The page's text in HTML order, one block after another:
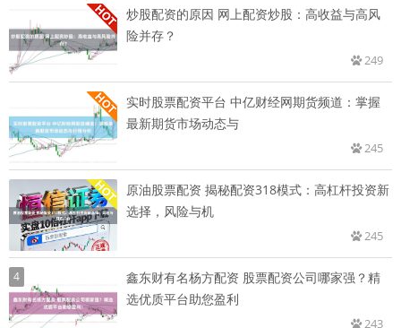
炒股配资的原因 网上配资炒股：高收益与高风
险并存？
249
实时股票配资平台 中亿财经网期货频道：掌握
最新期货市场动态与
245
原油股票配资 揭秘配资318模式：高杠杆投资新
选择，风险与机
245
4
鑫东财有名杨方配资 股票配资公司哪家强？精
选优质平台助您盈利
243